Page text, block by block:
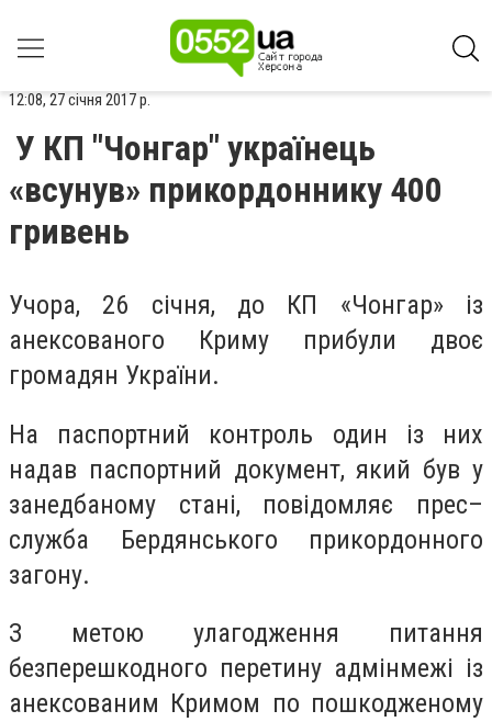
12:08, 27 січня 2017 р.
У КП "Чонгар" українець
«всунув» прикордоннику 400
гривень
Учора, 26 січня, до КП «Чонгар» із
анексованого Криму прибули двоє
громадян України.
На паспортний контроль один із них
надав паспортний документ, який був у
занедбаному стані, повідомляє прес–
служба Бердянського прикордонного
загону.
З метою улагодження питання
безперешкодного перетину адмінмежі із
анексованим Кримом по пошкодженому